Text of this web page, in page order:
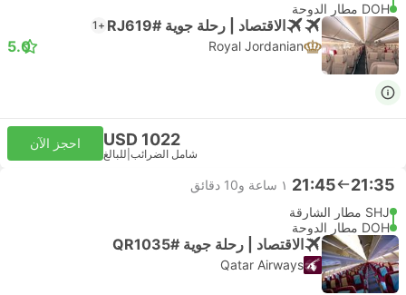
DOH مطار الدوحة
الاقتصاد | رحلة جوية #RJ619 +1
Royal Jordanian
5.0
USD 1022
شامل الضرائب للبالغ
احجز الآن
21:35
21:45 ١ ساعة و‫10 دقائق
SHJ مطار الشارقة
DOH مطار الدوحة
الاقتصاد | رحلة جوية #QR1035
Qatar Airways